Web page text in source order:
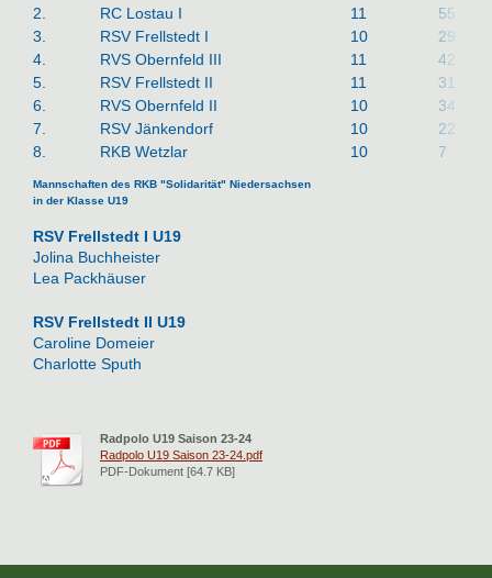
2.
RC Lostau I 11 55
3.
RSV Frellstedt I 10 29
4.
RVS Obernfeld III 11 42
5.
RSV Frellstedt II 11 31
6.
RVS Obernfeld II 10 34
7.
RSV Jänkendorf 10 22
8.
RKB Wetzlar 10 7
Mannschaften des RKB "Solidarität" Niedersachsen
in der Klasse U19
RSV Frellstedt I U19
Jolina Buchheister
Lea Packhäuser
RSV Frellstedt II U19
Caroline Domeier
Charlotte Sputh
Radpolo U19 Saison 23-24
Radpolo U19 Saison 23-24.pdf
PDF-Dokument [64.7 KB]